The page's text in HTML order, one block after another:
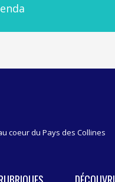
coeur du Pays des Collines